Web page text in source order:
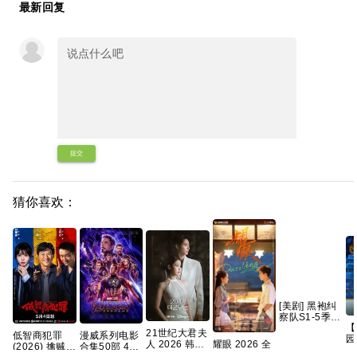
最新回复
提交
猜你喜欢：
低智商犯罪
(2026) 擒贼
漫威系列电影
合集50部 4K
21世纪大君夫
人 2026 韩剧
耀眼 2026 全
[美剧] 黑袍纠
察队S1-5季全